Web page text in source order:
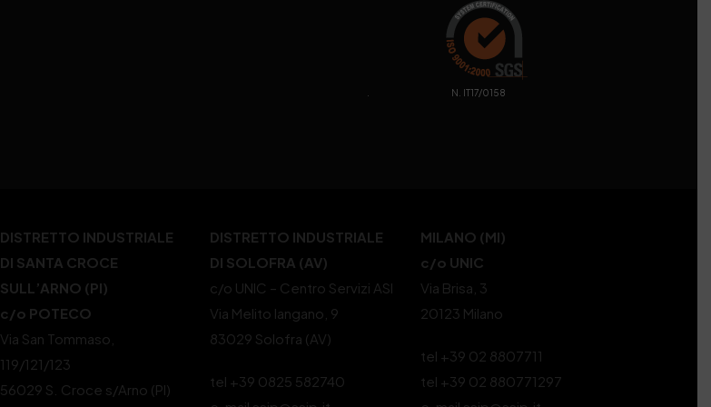
. N. IT17/0158
DISTRETTO INDUSTRIALE
DI SANTA CROCE
SULL’ARNO (PI)
c/o POTECO
Via San Tommaso,
119/121/123
56029 S. Croce s/Arno (PI)
DISTRETTO INDUSTRIALE
DI SOLOFRA (AV)
c/o UNIC – Centro Servizi ASI
Via Melito Iangano, 9
83029 Solofra (AV)
tel +39 0825 582740
MILANO (MI)
c/o UNIC
Via Brisa, 3
20123 Milano
tel +39 02 8807711
tel +39 02 880771297